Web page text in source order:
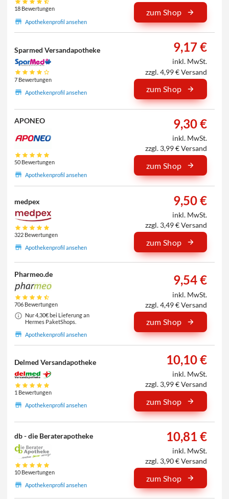
18 Bewertungen
Apothekenprofil ansehen
zum Shop
Sparmed Versandapotheke
7 Bewertungen
Apothekenprofil ansehen
9,17 €
inkl. MwSt.
zzgl. 4,99 € Versand
zum Shop
APONEO
50 Bewertungen
Apothekenprofil ansehen
9,30 €
inkl. MwSt.
zzgl. 3,99 € Versand
zum Shop
medpex
322 Bewertungen
Apothekenprofil ansehen
9,50 €
inkl. MwSt.
zzgl. 3,49 € Versand
zum Shop
Pharmeo.de
706 Bewertungen
Nur 4,30€ bei Lieferung an
Hermes PaketShops.
Apothekenprofil ansehen
9,54 €
inkl. MwSt.
zzgl. 4,49 € Versand
zum Shop
Delmed Versandapotheke
1 Bewertungen
Apothekenprofil ansehen
10,10 €
inkl. MwSt.
zzgl. 3,99 € Versand
zum Shop
db - die Beraterapotheke
10 Bewertungen
Apothekenprofil ansehen
10,81 €
inkl. MwSt.
zzgl. 3,90 € Versand
zum Shop